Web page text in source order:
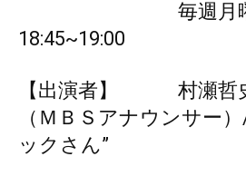
毎週月曜
18:45~19:00
【出演者】 村瀬哲
（ＭＢＳアナウンサー）
ックさん”